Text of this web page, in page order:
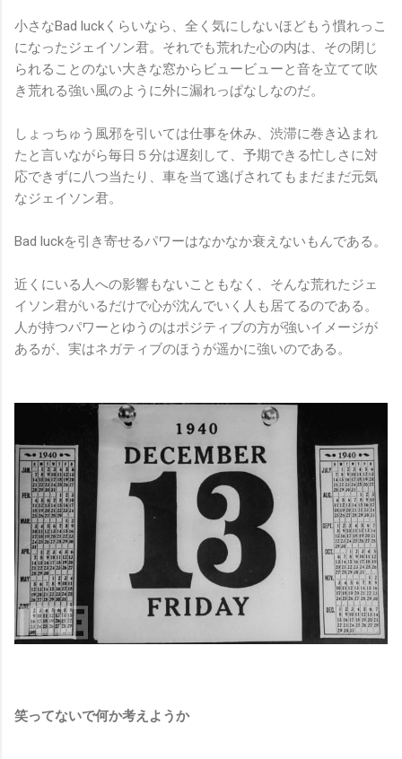
小さなBad luckくらいなら、全く気にしないほどもう慣れっこ
になったジェイソン君。それでも荒れた心の内は、その閉じ
られることのない大きな窓からビュービューと音を立てて吹
き荒れる強い風のように外に漏れっぱなしなのだ。
しょっちゅう風邪を引いては仕事を休み、渋滞に巻き込まれ
たと言いながら毎日５分は遅刻して、予期できる忙しさに対
応できずに八つ当たり、車を当て逃げされてもまだまだ元気
なジェイソン君。
Bad luckを引き寄せるパワーはなかなか衰えないもんである。
近くにいる人への影響もないこともなく、そんな荒れたジェ
イソン君がいるだけで心が沈んでいく人も居てるのである。
人が持つパワーとゆうのはポジティブの方が強いイメージが
あるが、実はネガティブのほうが遥かに強いのである。
笑ってないで何か考えようか